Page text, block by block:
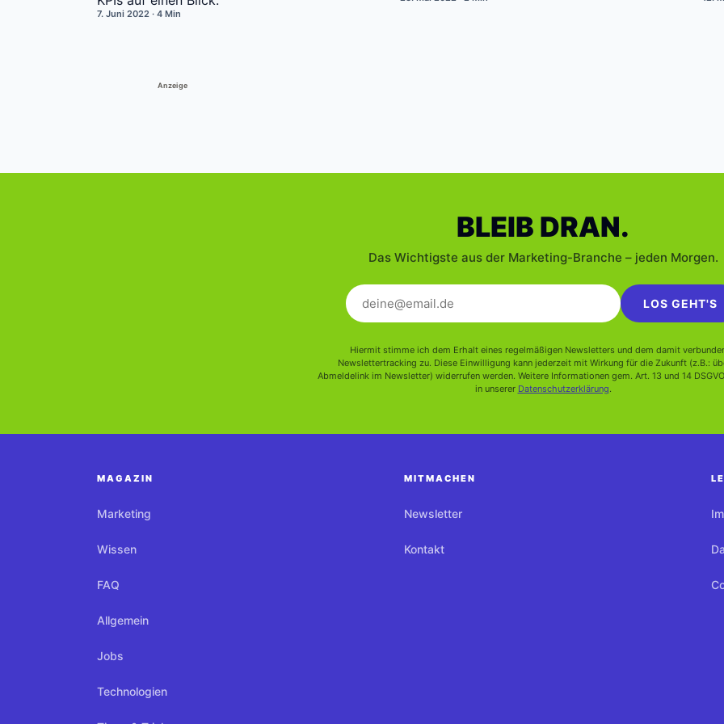
7. Juni 2022 · 4 Min
Anzeige
BLEIB DRAN.
Das Wichtigste aus der Marketing-Branche – jeden Morgen.
LOS GEHT'S
Hiermit stimme ich dem Erhalt eines regelmäßigen Newsletters und dem damit
Newslettertracking zu. Diese Einwilligung kann jederzeit mit Wirkung für die Zukunft (z.B.:
Abmeldelink im Newsletter) widerrufen werden. Weitere Informationen gem. Art. 13 und 14
in unserer Datenschutzerklärung.
MAGAZIN
Marketing
Wissen
FAQ
Allgemein
Jobs
Technologien
MITMACHEN
Newsletter
Kontakt